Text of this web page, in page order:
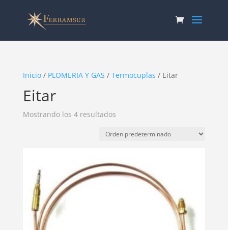
Inicio/ PLOMERIA Y GAS / Termocuplas / Eitar
Eitar
Mostrando los 4 resultados